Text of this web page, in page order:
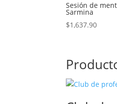
Sesión de
Sarmina
$1,637.90